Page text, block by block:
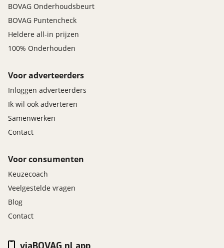
BOVAG Onderhoudsbeurt
BOVAG Puntencheck
Heldere all-in prijzen
100% Onderhouden
Voor adverteerders
Inloggen adverteerders
Ik wil ook adverteren
Samenwerken
Contact
Voor consumenten
Keuzecoach
Veelgestelde vragen
Blog
Contact